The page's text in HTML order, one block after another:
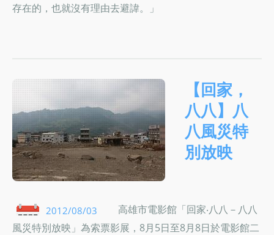
存在的，也就沒有理由去避諱。」
【回家，
八八】八
八風災特
別放映
2012/08/03
高雄市電影館「回家‧八八－八八
風災特別放映」為索票影展，8月5日至8月8日於電影館二